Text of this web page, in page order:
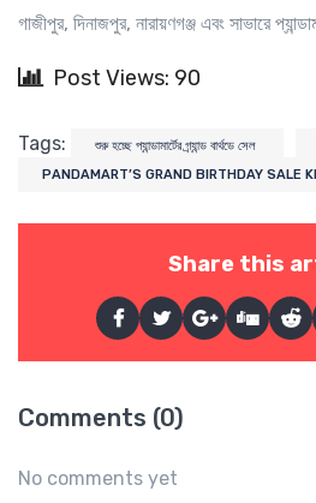
গাজীপুর, দিনাজপুর, নারায়ণগঞ্জ এবং সাভারে
Post Views: 90
Tags: শুরু হচ্ছে প্যান্ডামার্টের গ্র্যান্ড বার্থডে সেল
PANDAMART’S GRAND BIRTHDAY SALE
Share this
Comments (0)
No comments yet